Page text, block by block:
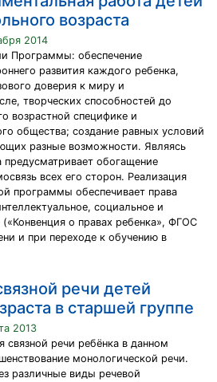
возраста
2014
Программы: обеспечение
развития каждого ребенка,
доверия к миру и
творческих способностей до
возрастной специфике и
общества; создание равных условий
разные возможности. Являясь
обогащение
всех его сторон. Реализация
программы обеспечивает права
социальное и
о правах ребенка», ФГОС
и при переходе к обучению в
речи детей
в старшей группе
2013
связной речи ребёнка в данном
монологической речи.
различные виды речевой